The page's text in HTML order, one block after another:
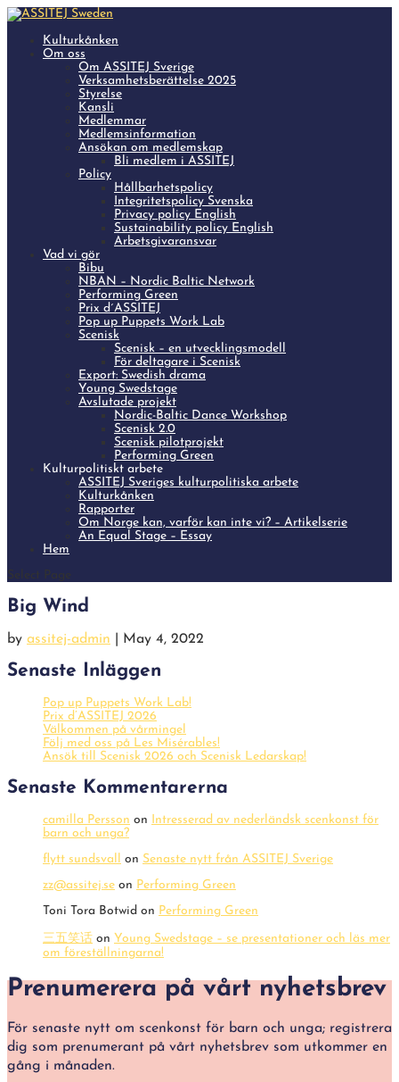
Kulturkånken
Om oss
Om ASSITEJ Sverige
Verksamhetsberättelse 2025
Styrelse
Kansli
Medlemmar
Medlemsinformation
Ansökan om medlemskap
Bli medlem i ASSITEJ
Policy
Hållbarhetspolicy
Integritetspolicy Svenska
Privacy policy English
Sustainability policy English
Arbetsgivaransvar
Vad vi gör
Bibu
NBAN – Nordic Baltic Network
Performing Green
Prix d´ASSITEJ
Pop up Puppets Work Lab
Scenisk
Scenisk – en utvecklingsmodell
För deltagare i Scenisk
Export: Swedish drama
Young Swedstage
Avslutade projekt
Nordic-Baltic Dance Workshop
Scenisk 2.0
Scenisk pilotprojekt
Performing Green
Kulturpolitiskt arbete
ASSITEJ Sveriges kulturpolitiska arbete
Kulturkånken
Rapporter
Om Norge kan, varför kan inte vi? – Artikelserie
An Equal Stage – Essay
Hem
Select Page
Big Wind
by assitej-admin May 4, 2022
Senaste Inläggen
Pop up Puppets Work Lab!
Prix d’ASSITEJ 2026
Välkommen på vårmingel
Följ med oss på Les Misérables!
Ansök till Scenisk 2026 och Scenisk Ledarskap!
Senaste Kommentarerna
camilla Persson on
Intresserad av nederländsk scenkonst för
barn och unga?
flytt sundsvall
on Senaste nytt från ASSITEJ Sverige
zz@assitej.se on Performing Green
Toni Tora Botwid on Performing Green
三五笑话 on Young Swedstage – se presentationer och läs mer
om föreställningarna!
Prenumerera på vårt nyhetsbrev
För senaste nytt om scenkonst för barn och unga; registrera
dig som prenumerant på vårt nyhetsbrev som utkommer en
gång i månaden.